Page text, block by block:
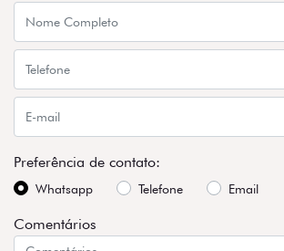
Preferência de contato:
Whatsapp Telefone Email
Comentários